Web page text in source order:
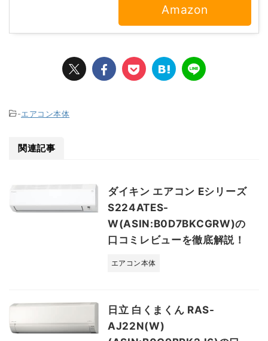
Amazon
-エアコン本体
関連記事
ダイキン エアコン Eシリーズ
S224ATES-
W(ASIN:B0D7BKCGRW)の
口コミレビューを徹底解説！
エアコン本体
日立 白くまくん RAS-
AJ22N(W)